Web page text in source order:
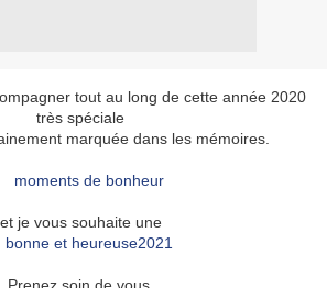
tout au long de cette année 2020
très spéciale
marquée dans les mémoires.
et je vous souhaite une